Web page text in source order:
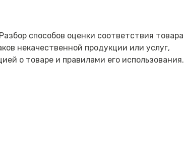
способов оценки соответствия товара
некачественной продукции или услуг,
о товаре и правилами его использования.